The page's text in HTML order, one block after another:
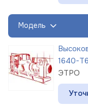
Модель
1640-
ЭТРО